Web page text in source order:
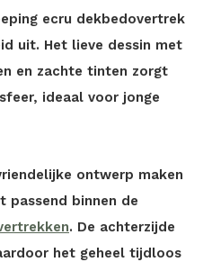
ecru dekbedovertrek
uit. Het lieve dessin met
en zachte tinten zorgt
ideaal voor jonge
ontwerp maken
binnen de
. De achterzijde
het geheel tijdloos